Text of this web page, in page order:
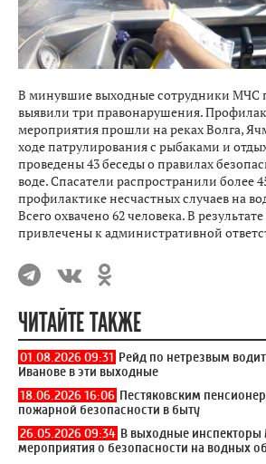
В минувшие выходные сотрудники МЧС
выявили три правонарушения.
мероприятия прошли на реках Волга,
ходе патрулирования с рыбаками и
проведены 43 беседы о правилах
воде. Спасатели распространили более
профилактике несчастных случаев на
Всего охвачено 62 человека. В
привлечены к административной
ЧИТАЙТЕ ТАКЖЕ
01.08.2026 09:31 Рейд по нетрезвым
Иванове в эти выходные
18.06.2026 16:06 Пестяковским
пожарной безопасности в быту
26.05.2026 09:34 В выходные инспекторы
мероприятия о безопасности на водных